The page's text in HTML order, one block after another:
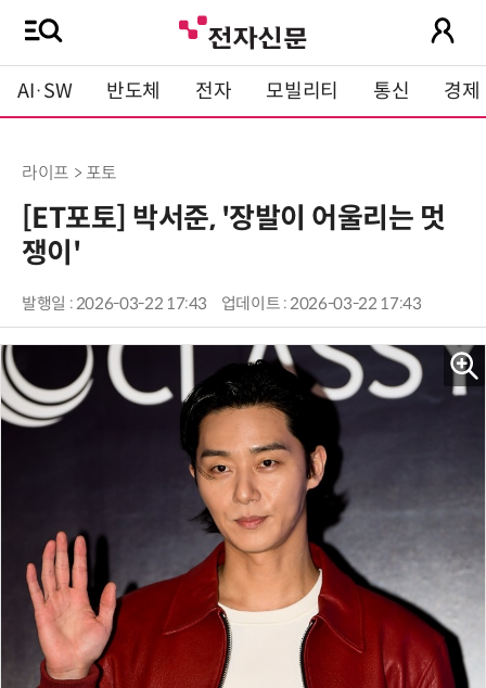
AI·SW 반도체 전자 모빌리티 통신 경제
라이프 > 포토
[ET포토] 박서준, '장발이 어울리는 멋
쟁이'
발행일 : 2026-03-22 17:43 업데이트 : 2026-03-22 17:43